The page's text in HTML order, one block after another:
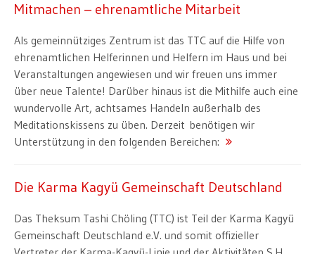
Mitmachen – ehrenamtliche Mitarbeit
Als gemeinnütziges Zentrum ist das TTC auf die Hilfe von
ehrenamtlichen Helferinnen und Helfern im Haus und bei
Veranstaltungen angewiesen und wir freuen uns immer
über neue Talente! Darüber hinaus ist die Mithilfe auch eine
wundervolle Art, achtsames Handeln außerhalb des
Meditationskissens zu üben. Derzeit benötigen wir
Unterstützung in den folgenden Bereichen:
Die Karma Kagyü Gemeinschaft Deutschland
Das Theksum Tashi Chöling (TTC) ist Teil der Karma Kagyü
Gemeinschaft Deutschland e.V. und somit offizieller